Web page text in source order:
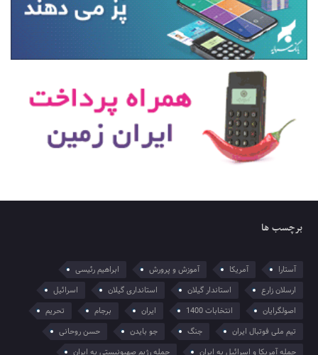
برچسب ها
آستارا آمریکا آموزش و پرورش
ابراهیم رئیسی
ارسلان زارع
استاندار گیلان استانداری گیلان
اسرائیل
اصولگرایان
انتخابات 1400 ایران برجام
تحریم
تیم ملی فوتبال ایران
جنگ جو بایدن
حسن روحانی
حمله آمریکا و اسرائیل به ایران
حمله رژیم صهیونیستی به ایران